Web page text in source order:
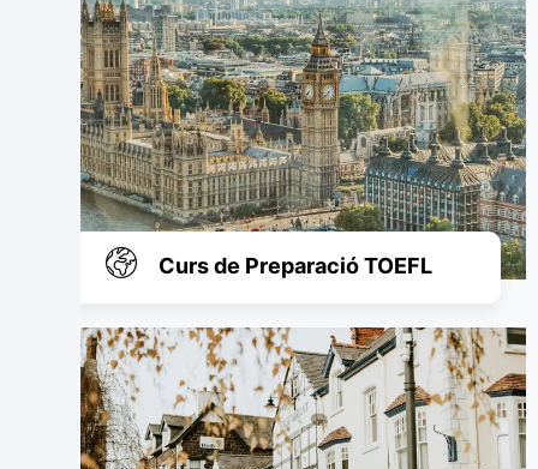
Curs de Preparació TOEFL